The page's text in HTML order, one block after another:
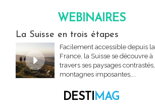
WEBINAIRES
La Suisse en trois étapes
Facilement accessible depuis la
France, la Suisse se découvre à
travers ses paysages contrastés,
montagnes imposantes,...
DESTIMAG